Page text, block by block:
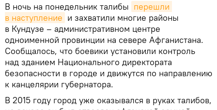
В ночь на понедельник талибы перешли
в наступление и захватили многие районы
в Кундузе – административном центре
одноименной провинции на севере Афганистана.
Сообщалось, что боевики установили контроль
над зданием Национального директората
безопасности в городе и движутся по направлению
к канцелярии губернатора.
В 2015 году город уже оказывался в руках талибов,